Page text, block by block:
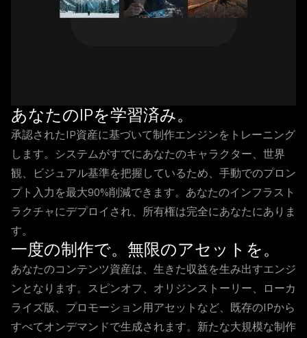
あなたのIPを学習済み。
承認されたIP資産に基づいて制作エンジンをトレーニング
します。システムがすでにあなたのキャラクター、世界
観、ビジュアル基準を把握しているため、手動でのプロン
プト入力を最大90%削減できます。あなたのインフラスト
ラクチャにデプロイされ、所有権は完全にあなたにありま
す。
一度の制作で。無限のアセットを。
あなたのコンテンツ資産は、生きた収益を生み出すエンジ
ンとなります。スピンオフ、オリジンストーリー、ローカ
ライズ版、プロモーション用アセットなど、既存のIPから
すべてオンデマンドで生成されます。新たな大規模な制作